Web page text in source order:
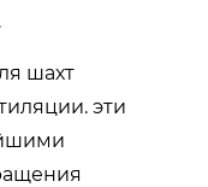
шахт
эти